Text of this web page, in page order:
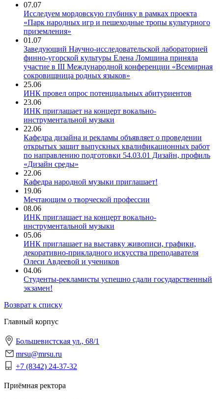
07.07
Исследуем мордовскую глубинку в рамках проекта
«Парк народных игр и пешеходные тропы культурного
приземления»
01.07
Заведующий Научно-исследовательской лабораторией
финно-угорской культуры Елена Ломшина приняла
участие в III Международной конференции «Всемирная
сокровищница родных языков»
25.06
ИНК провел опрос потенциальных абитуриентов
23.06
ИНК приглашает на концерт вокально-
инструментальной музыки
22.06
Кафедра дизайна и рекламы объявляет о проведении
открытых защит выпускных квалификационных работ
по направлению подготовки 54.03.01 Дизайн, профиль
«Дизайн среды»
22.06
Кафедра народной музыки приглашает!
19.06
Мечтающим о творческой профессии
08.06
ИНК приглашает на концерт вокально-
инструментальной музыки
05.06
ИНК приглашает на выставку живописи, графики,
декоративно-прикладного искусства преподавателя
Олеси Авдеевой и учеников
04.06
Студенты-рекламисты успешно сдали государственный
экзамен!
Возврат к списку
Главный корпус
Большевистская ул., 68/1
mrsu@mrsu.ru
+7 (8342) 24-37-32
Приёмная ректора